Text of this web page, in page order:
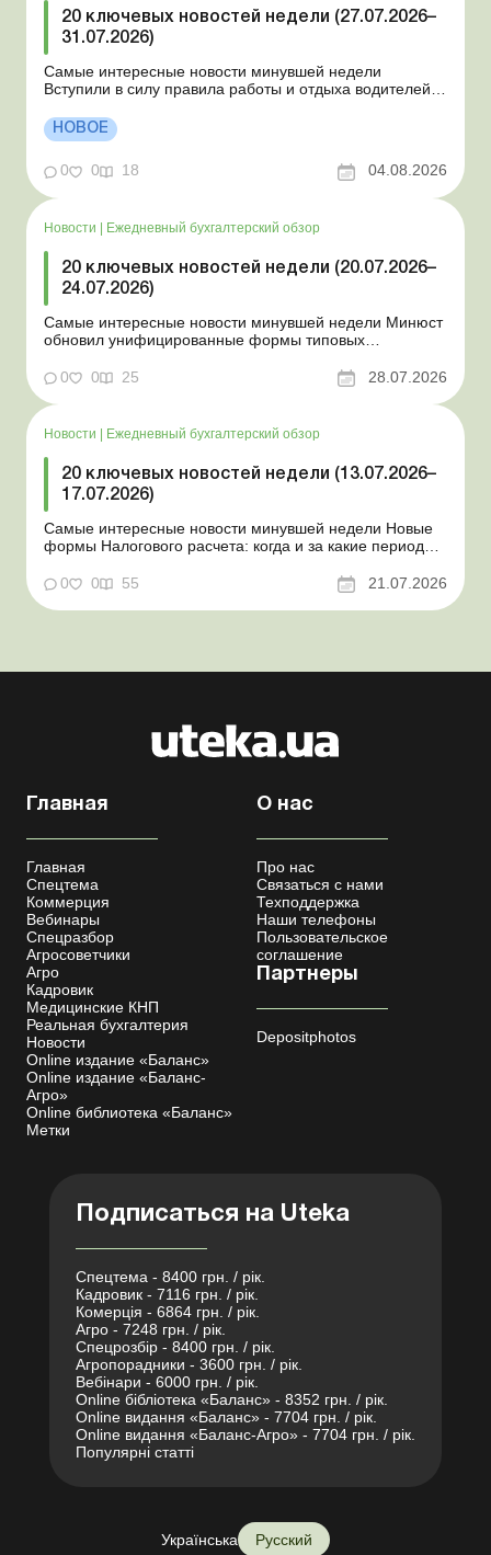
20 ключевых новостей недели (27.07.2026–
31.07.2026)
Самые интересные новости минувшей недели
Вступили в силу правила работы и отдыха водителей
положении Для сельхозпредприятий и ФЛП введены
новые разовые статистические формы Со 2 августа
изменяется порядок зачисления отдельных периодов
работы в стр...
НОВОЕ
0 0 18 04.08.2026
Новости | Ежедневный бухгалтерский обзор
20 ключевых новостей недели (20.07.2026–
24.07.2026)
Самые интересные новости минувшей недели Минюст
обновил унифицированные формы типовых
новость о создании координационного центра по
статус «в розыске»: что нужно знать работодателям
Закон о ВПЛ: ка...
0 0 25 28.07.2026
Новости | Ежедневный бухгалтерский обзор
20 ключевых новостей недели (13.07.2026–
17.07.2026)
Самые интересные новости минувшей недели Новые
формы Налогового расчета: когда и за какие периоды
переоформления отсрочки от призыва во время
Координационный центр по организации
0 0 55 21.07.2026
Главная
Главная
Спецтема
Коммерция
Вебинары
Спецразбор
Агросоветчики
Агро
Кадровик
Медицинские КНП
Реальная бухгалтерия
Новости
Online издание «Баланс»
Online издание «Баланс-
Агро»
Online библиотека «Баланс»
Метки
О нас
Про нас
Связаться с нами
Техподдержка
Наши телефоны
Пользовательское
соглашение
Партнеры
Depositphotos
Подписаться на Uteka
Спецтема - 8400 грн. / рік.
Кадровик - 7116 грн. / рік.
Комерція - 6864 грн. / рік.
Агро - 7248 грн. / рік.
Спецрозбір - 8400 грн. / рік.
Агропорадники - 3600 грн. / рік.
Вебінари - 6000 грн. / рік.
Online бібліотека «Баланс» - 8352 грн. / рік.
Online видання «Баланс» - 7704 грн. / рік.
Online видання «Баланс-Агро» - 7704 грн. / рік.
Популярні статті
Українська Русский